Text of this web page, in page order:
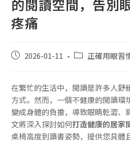
的閱讀空間，告別
疼痛
2026-01-11 正確用眼習
在繁忙的生活中，閱讀是許多人舒
方式。然而，一個不健康的閱讀環
變成身體的負擔，導致眼睛乾澀、
文將深入探討如何打造健康的居家
桌椅高度到讀書姿勢，提供您具體